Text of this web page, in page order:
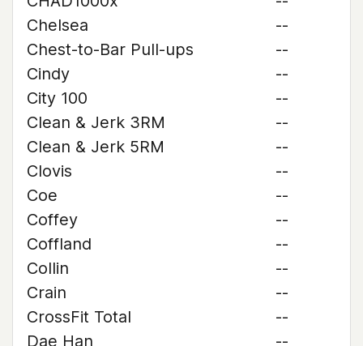
Chelsea
--
Chest-to-Bar Pull-ups
--
Cindy
--
City 100
--
Clean & Jerk 3RM
--
Clean & Jerk 5RM
--
Clovis
--
Coe
--
Coffey
--
Coffland
--
Collin
--
Crain
--
CrossFit Total
--
Dae Han
--